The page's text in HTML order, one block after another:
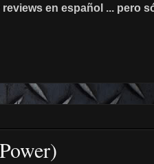
en español ... pero